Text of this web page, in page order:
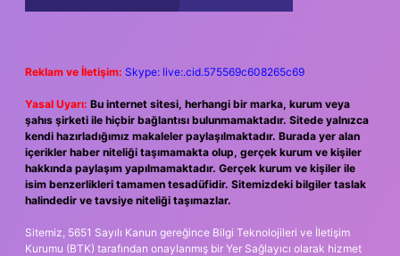
Reklam ve İletişim: Skype: live:.cid.575569c608265c69
Yasal Uyarı: Bu internet sitesi, herhangi bir marka, kurum veya
şahıs şirketi ile hiçbir bağlantısı bulunmamaktadır. Sitede yalnızca
kendi hazırladığımız makaleler paylaşılmaktadır. Burada yer alan
içerikler haber niteliği taşımamakta olup, gerçek kurum ve kişiler
hakkında paylaşım yapılmamaktadır. Gerçek kurum ve kişiler ile
isim benzerlikleri tamamen tesadüfidir. Sitemizdeki bilgiler taslak
halindedir ve tavsiye niteliği taşımazlar.
Sitemiz, 5651 Sayılı Kanun gereğince Bilgi Teknolojileri ve İletişim
Kurumu (BTK) tarafından onaylanmış bir Yer Sağlayıcı olarak hizmet